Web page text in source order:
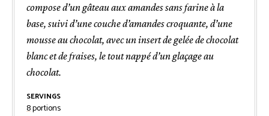
compose d’un gâteau aux amandes sans farine à la
base, suivi d’une couche d’amandes croquante, d’une
mousse au chocolat, avec un insert de gelée de chocolat
blanc et de fraises, le tout nappé d’un glaçage au
chocolat.
SERVINGS
8portions